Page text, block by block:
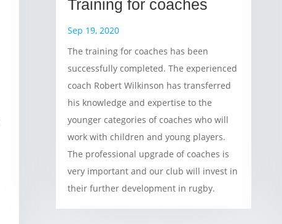
Training for coaches
Sep 19, 2020
The training for coaches has been
successfully completed. The experienced
coach Robert Wilkinson has transferred
his knowledge and expertise to the
younger categories of coaches who will
work with children and young players.
The professional upgrade of coaches is
very important and our club will invest in
their further development in rugby.